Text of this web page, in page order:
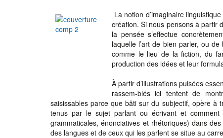
La notion d’imaginaire
création. Si nous pensons à partir
la pensée s’effectue
laquelle l’art de bien parler, ou de
comme le lieu de la fiction, du
production des idées et leur
À partir d’illustrations puisées
rassem-blés ici tentent de
saisissables parce que bâti sur du subjectif, opère à
tenus par le sujet parlant ou écrivant et comment
grammaticales, énonciatives et rhétoriques) dans
des langues et de ceux qui les parlent se situe au